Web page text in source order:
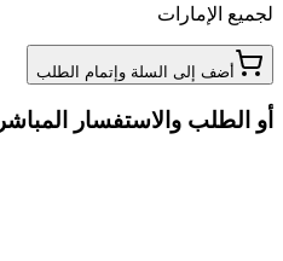
لجميع الإمارات
أضف إلى السلة وإتمام الطلب
أو الطلب والاستفسار المباشر